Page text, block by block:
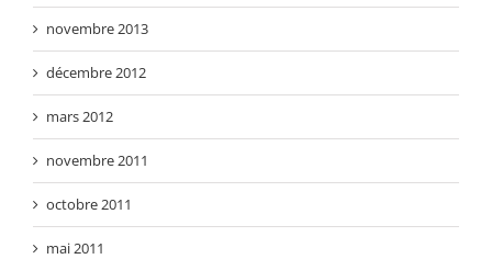
novembre 2013
décembre 2012
mars 2012
novembre 2011
octobre 2011
mai 2011